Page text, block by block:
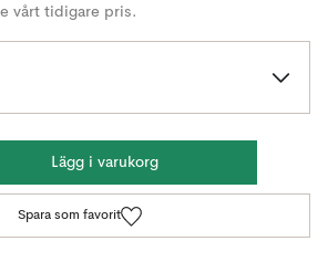
vårt tidigare pris.
Lägg i varukorg
Spara som favorit